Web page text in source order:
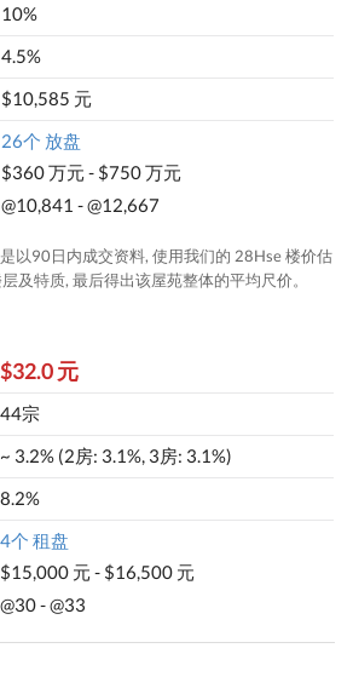
10%
4.5%
$10,585 元
26个 放盘
$360 万元 - $750 万元
@10,841 - @12,667
以90日内成交资料, 使用我们的 28Hse 楼价估
及特质, 最后得出该屋苑整体的平均尺价。
$32.0 元
44宗
~ 3.2% (2房: 3.1%, 3房: 3.1%)
8.2%
4个 租盘
$15,000 元 - $16,500 元
@30 - @33